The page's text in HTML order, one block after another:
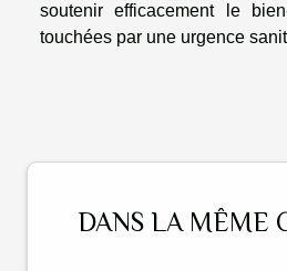
soutenir efficacement le
touchées par une urgence
DANS LA MÊME